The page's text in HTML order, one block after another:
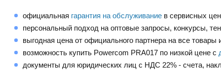
официальная гарантия на обслуживание в сервисных
персональный подход на оптовые запросы, конкурсы,
выгодная цена от официального партнера на все товары
возможность купить Powercom PRA017 по низкой цене с
документы для юридических лиц с НДС 22% - счета,